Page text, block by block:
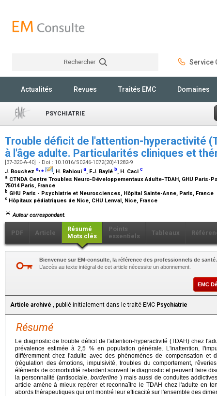
Rechercher Service
Actualités Revues Traités EMC Domaines
PSYCHIATRIE
Trouble déficit de l'attention-hyperactivité
à l'âge adulte. Particularités cliniques et
[37-320-A-40] - Doi : 10.1016/S0246-1072(20)41282-9
J. Bouchez a,⁎ , H. Rahioui a, F.J. Baylé b, H. Caci c
a CTNDA Centre Troubles Neuro-Développementaux Adulte-TDAH, GHU Paris-
75014 Paris, France
b GHU Paris - Psychiatrie et Neurosciences, Hôpital Sainte-Anne, Paris, France
c Hôpitaux pédiatriques de Nice, CHU Lenval, Nice, France
Auteur correspondant.
PDF Article
Résumé
Mots clés
Points
essentiels
Tableaux
Bienvenue sur EM-consulte, la référence des professionnels de santé.
L’accès au texte intégral de cet article nécessite un abonnement.
EMC
Article archivé , publié initialement dans le traité EMC Psychiatrie
Résumé
Le diagnostic de trouble déficit de l'attention-hyperactivité (TDAH) chez
prévalence estimée à 2,5 % en population générale. L'inattention,
différemment chez l'adulte avec des phénomènes de compensation et
(régulation des émotions, impulsivité, troubles du comportement,
éléments de comorbidité retardent souvent le diagnostic et peuvent faire
la personnalité (antisociale,borderline ) mais aussi de conduites
article amène à mieux repérer et reconnaître le TDAH chez l'adulte en
abords thérapeutiques qui ont montré leur efficacité sur l'ensemble des